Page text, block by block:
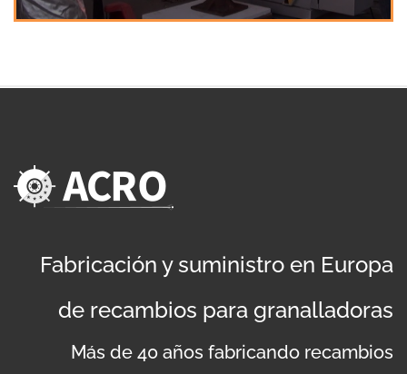
Fabricación y suministro en Europa
de recambios para granalladoras
Más de 40 años fabricando recambios